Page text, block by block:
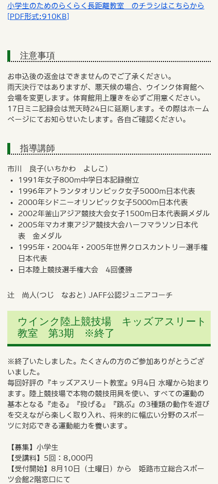
小学生のためのらくらく長距離教室 のチラシはこちらから
[PDF形式:910KB]
注意事項
お申込後の返金はできませんのでご了承ください。
雨天決行ではありますが、悪天候の場合、ウインク体育館へ
会場を変更します。体育館用上履きを必ずご用意ください。
17日ミニ記録会は荒天時24日に延期します。その際はホーム
ページにてお知らせいたします。各自ご確認ください。
指導講師
市川 良子(いちかわ よしこ)
1991年女子800m中学日本記録樹立
1996年アトランタオリンピック女子5000m日本代表
2000年シドニーオリンピック女子5000m日本代表
2002年釜山アジア競技大会女子1500m日本代表銅メダル
2005年マカオ東アジア競技大会ハーフマラソン日本代
表 金メダル
1995年・2004年・2005年世界クロスカントリー選手権
日本代表
日本陸上競技選手権大会 4回優勝
辻 尚人(つじ なおと) JAFF公認ジュニアコーチ
ウインク陸上競技場 キッズアスリート
教室 第3期 ※終了
※終了いたしました。たくさんの方のご参加ありがとうござ
いました。
毎回好評の『キッズアスリート教室』9月4日 水曜から始まり
ます。陸上競技場で本物の競技用具を使い、すべての運動の
基本となる『走る』『投げる』『跳ぶ』の3種類の動作を遊び
を交えながら楽しく取り入れ、将来的に幅広い分野のスポー
ツに対応できる運動能力を養います。
【募集】小学生
【受講料】5回：8,000円
【受付開始】8月10日（土曜日）から 姫路市立総合スポー
ツ会館2階窓口にて